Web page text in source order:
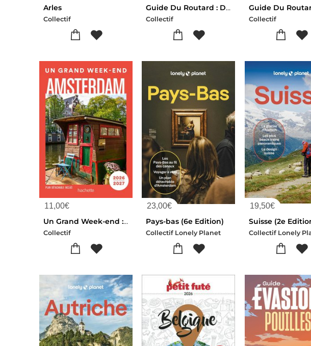
Arles
Collectif
Guide Du Routard : Danemark, Suede (edition 2026/2027)
Collectif Collectif
11,00€
Un Grand Week-end : Amsterdam (edition 2026/2027)
Collectif
23,00€
Pays-bas (6e Edition)
Collectif Lonely Planet
19,50€
Suisse (2e
Collectif Lonely